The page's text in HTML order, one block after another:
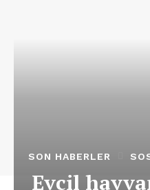
SON HABERLER
Evcil